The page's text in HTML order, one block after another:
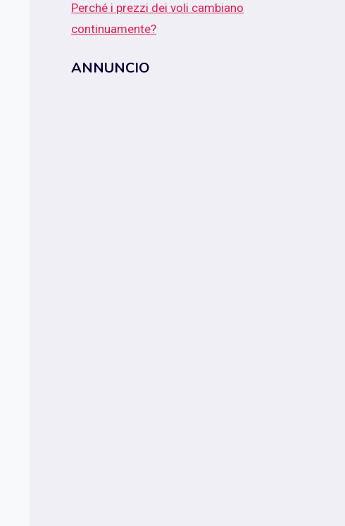
Perché i prezzi dei voli cambiano
continuamente?
ANNUNCIO